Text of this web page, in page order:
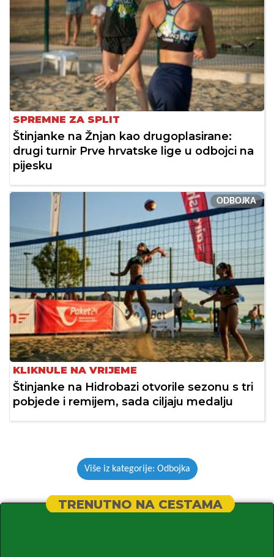
SPREMNE ZA SPLIT
Štinjanke na Žnjan kao drugoplasirane:
drugi turnir Prve hrvatske lige u odbojci na
pijesku
ODBOJKA
KLIKNULE NA VRIJEME
Štinjanke na Hidrobazi otvorile sezonu s tri
pobjede i remijem, sada ciljaju medalju
Više iz kategorije: Odbojka
TRENUTNO NA CESTAMA